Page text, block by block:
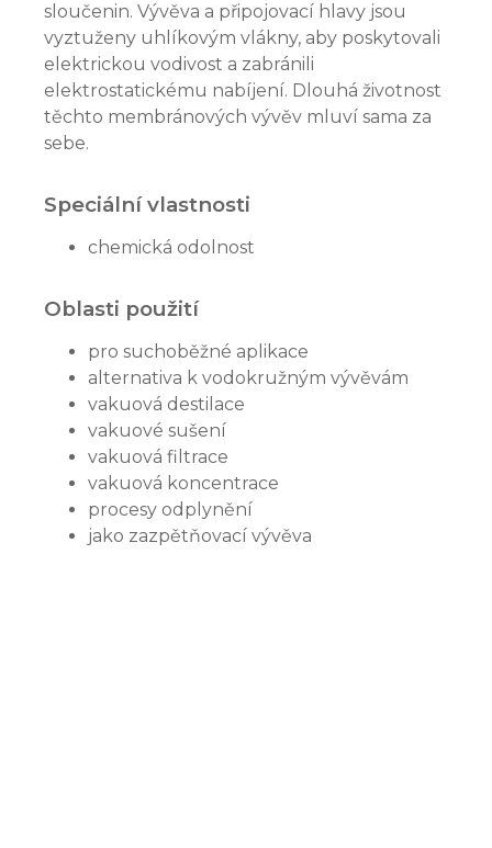
sloučenin. Vývěva a připojovací hlavy jsou
vyztuženy uhlíkovým vlákny, aby poskytovali
elektrickou vodivost a zabránili
elektrostatickému nabíjení. Dlouhá životnost
těchto membránových vývěv mluví sama za
sebe.
Speciální vlastnosti
chemická odolnost
Oblasti použití
pro suchoběžné aplikace
alternativa k vodokružným vývěvám
vakuová destilace
vakuové sušení
vakuová filtrace
vakuová koncentrace
procesy odplynění
jako zazpětňovací vývěva